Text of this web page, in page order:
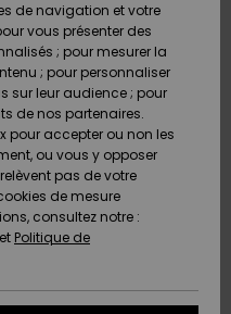
de navigation et votre
vous présenter des
; pour mesurer la
; pour personnaliser
sur leur audience ; pour
de nos partenaires.
pour accepter ou non les
ou vous y opposer
pas de votre
de mesure
consultez notre :
et Politique de